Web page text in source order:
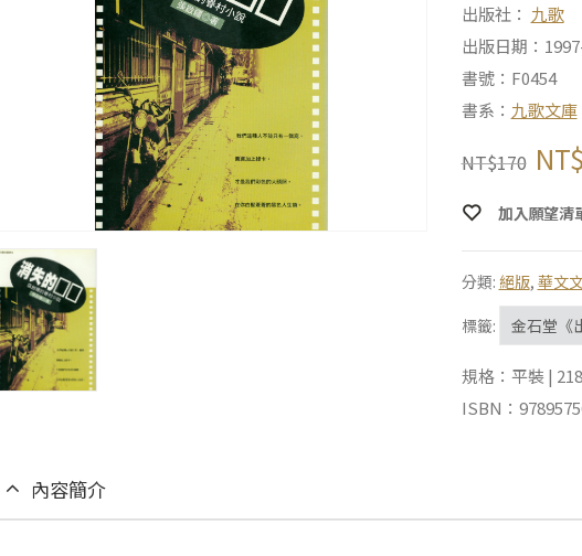
出版社： 九歌
出版日期：
書號：F0454
書系： 九歌文庫
NT$170 NT$
加入願望清
分類: 絕版, 華文
標籤:
金石堂《
規格：平裝 |
ISBN：
內容簡介